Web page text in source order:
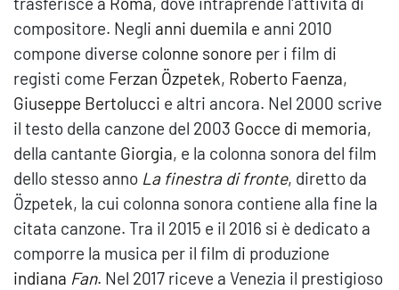
compositore. Negli anni duemila e anni 2010
compone diverse colonne sonore per i film di
registi come Ferzan Özpetek, Roberto Faenza,
Giuseppe Bertolucci e altri ancora. Nel 2000 scrive
il testo della canzone del 2003 Gocce di memoria,
della cantante Giorgia, e la colonna sonora del film
dello stesso anno La finestra di fronte, diretto da
Özpetek, la cui colonna sonora contiene alla fine la
citata canzone. Tra il 2015 e il 2016 si è dedicato a
comporre la musica per il film di produzione
indiana Fan. Nel 2017 riceve a Venezia il prestigioso